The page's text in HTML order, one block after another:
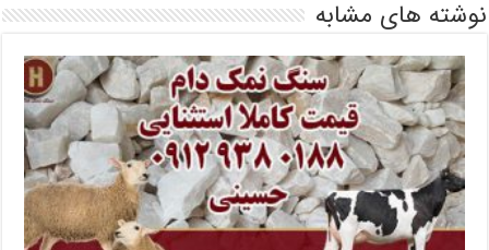
نوشته های مشابه